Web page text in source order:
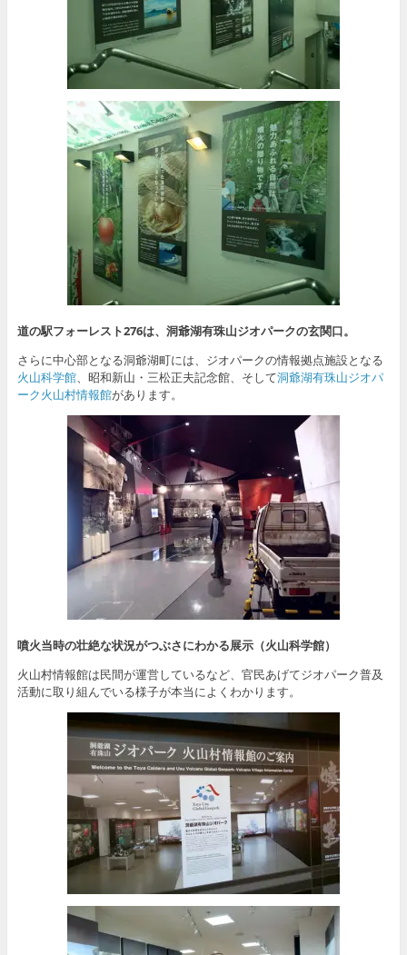
道の駅フォーレスト276は、洞爺湖有珠山ジオパークの玄関口。
さらに中心部となる洞爺湖町には、ジオパークの情報拠点施設となる
火山科学館、昭和新山・三松正夫記念館、そして洞爺湖有珠山ジオパ
ーク火山村情報館があります。
噴火当時の壮絶な状況がつぶさにわかる展示（火山科学館）
火山村情報館は民間が運営しているなど、官民あげてジオパーク普及
活動に取り組んでいる様子が本当によくわかります。